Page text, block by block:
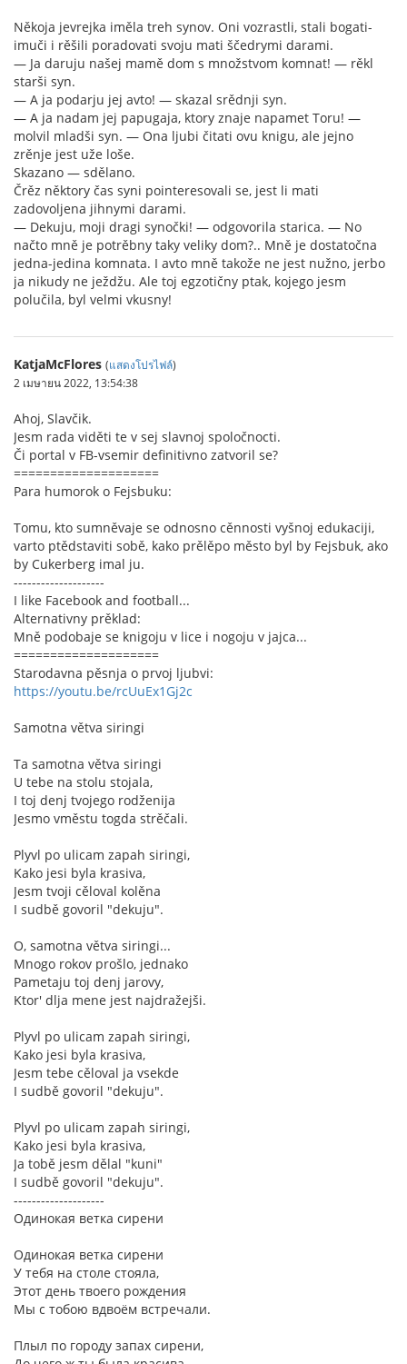
Někoja jevrejka iměla treh synov. Oni vozrastli, stali bogati-
imuči i rěšili poradovati svoju mati ščedrymi darami.
— Ja daruju našej mamě dom s množstvom komnat! — rěkl
starši syn.
— A ja podarju jej avto! — skazal srědnji syn.
— A ja nadam jej papugaja, ktory znaje napamet Toru! —
molvil mladši syn. — Ona ljubi čitati ovu knigu, ale jejno
zrěnje jest uže loše.
Skazano — sdělano.
Črěz něktory čas syni pointeresovali se, jest li mati
zadovoljena jihnymi darami.
— Dekuju, moji dragi synočki! — odgovorila starica. — No
načto mně je potrěbny taky veliky dom?.. Mně je dostatočna
jedna-jedina komnata. I avto mně takože ne jest nužno, jerbo
ja nikudy ne ježdžu. Ale toj egzotičny ptak, kojego jesm
polučila, byl velmi vkusny!
KatjaMcFlores (แสดงโปรไฟล์)
2 เมษายน 2022, 13:54:38
Ahoj, Slavčik.
Jesm rada viděti te v sej slavnoj spoločnocti.
Či portal v FB-vsemir definitivno zatvoril se?
====================
Para humorok o Fejsbuku:
Tomu, kto sumněvaje se odnosno cěnnosti vyšnoj edukaciji,
varto ptědstaviti sobě, kako prělěpo město byl by Fejsbuk, ako
by Cukerberg imal ju.
--------------------
I like Facebook and football...
Alternativny prěklad:
Mně podobaje se knigoju v lice i nogoju v jajca...
====================
Starodavna pěsnja o prvoj ljubvi:
https://youtu.be/rcUuEx1Gj2c
Samotna větva siringi
Ta samotna větva siringi
U tebe na stolu stojala,
I toj denj tvojego rodženija
Jesmo vměstu togda strěčali.
Plyvl po ulicam zapah siringi,
Kako jesi byla krasiva,
Jesm tvoji cěloval kolěna
I sudbě govoril "dekuju".
O, samotna větva siringi...
Mnogo rokov prošlo, jednako
Pametaju toj denj jarovy,
Ktor' dlja mene jest najdražejši.
Plyvl po ulicam zapah siringi,
Kako jesi byla krasiva,
Jesm tebe cěloval ja vsekde
I sudbě govoril "dekuju".
Plyvl po ulicam zapah siringi,
Kako jesi byla krasiva,
Ja tobě jesm dělal "kuni"
I sudbě govoril "dekuju".
--------------------
Одинокая ветка сирени
Одинокая ветка сирени
У тебя на столе стояла,
Этот день твоего рождения
Мы с тобою вдвоём встречали.
Плыл по городу запах сирени,